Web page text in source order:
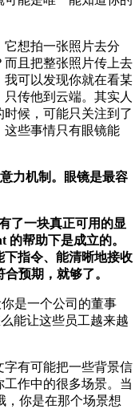
想拍一张照片去分
且把整张照片传上去
可以发现你就在看某
传他到云端。其实人
候，可能只关注到了
这些事情只有眼镜能
力机制。眼镜是最容
了一块真正可用的显
的帮助下是成立的。
指令、能清晰地接收
预期，就够了。
是一个公司的董事
能让这些员工越来越
有可能把一些背景信
作中的很多场景。当
，你是在那个场景想